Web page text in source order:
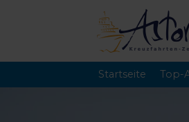
Startseite Top-